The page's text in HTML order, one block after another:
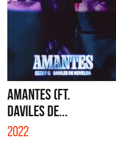
AMANTES (FT.
DAVILES DE...
2022